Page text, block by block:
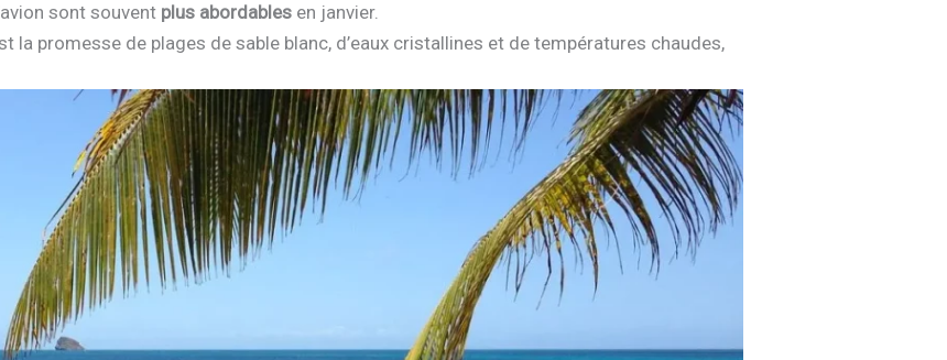
sont souvent plus abordables en janvier.
la promesse de plages de sable blanc, d’eaux cristallines et de températures chaudes,